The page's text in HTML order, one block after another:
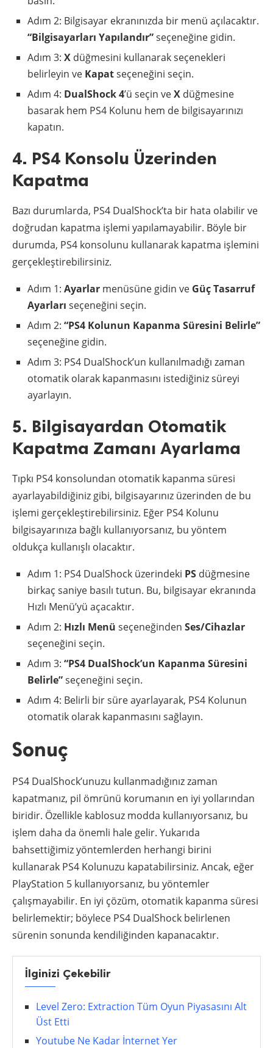
Adım 2: Bilgisayar ekranınızda bir menü açılacaktır.
“Bilgisayarları Yapılandır”seçeneğine gidin.
Adım 3: X düğmesini kullanarak seçenekleri
belirleyin ve Kapatseçeneğini seçin.
Adım 4: DualShock 4’ü seçin veX düğmesine
basarak hem PS4 Kolunu hem de bilgisayarınızı
kapatın.
4. PS4 Konsolu Üzerinden
Kapatma
Bazı durumlarda, PS4 DualShock’ta bir hata olabilir ve
doğrudan kapatma işlemi yapılamayabilir. Böyle bir
durumda, PS4 konsolunu kullanarak kapatma işlemini
gerçekleştirebilirsiniz.
Adım 1: Ayarlar menüsüne gidin ve Güç Tasarruf
Ayarları seçeneğini seçin.
Adım 2: “PS4 Kolunun Kapanma Süresini Belirle”
seçeneğine gidin.
Adım 3: PS4 DualShock’un kullanılmadığı zaman
otomatik olarak kapanmasını istediğiniz süreyi
ayarlayın.
5. Bilgisayardan Otomatik
Kapatma Zamanı Ayarlama
Tıpkı PS4 konsolundan otomatik kapanma süresi
ayarlayabildiğiniz gibi, bilgisayarınız üzerinden de bu
işlemi gerçekleştirebilirsiniz. Eğer PS4 Kolunu
bilgisayarınıza bağlı kullanıyorsanız, bu yöntem
oldukça kullanışlı olacaktır.
Adım 1: PS4 DualShock üzerindeki PS düğmesine
birkaç saniye basılı tutun. Bu, bilgisayar ekranında
Hızlı Menü’yü açacaktır.
Adım 2: Hızlı Menü seçeneğinden Ses/Cihazlar
seçeneğini seçin.
Adım 3: “PS4 DualShock’un Kapanma Süresini
Belirle”seçeneğini seçin.
Adım 4: Belirli bir süre ayarlayarak, PS4 Kolunun
otomatik olarak kapanmasını sağlayın.
Sonuç
PS4 DualShock’unuzu kullanmadığınız zaman
kapatmanız, pil ömrünü korumanın en iyi yollarından
biridir. Özellikle kablosuz modda kullanıyorsanız, bu
işlem daha da önemli hale gelir. Yukarıda
bahsettiğimiz yöntemlerden herhangi birini
kullanarak PS4 Kolunuzu kapatabilirsiniz. Ancak, eğer
PlayStation 5 kullanıyorsanız, bu yöntemler
çalışmayabilir. En iyi çözüm, otomatik kapanma süresi
belirlemektir; böylece PS4 DualShock belirlenen
sürenin sonunda kendiliğinden kapanacaktır.
İlginizi Çekebilir
Level Zero: Extraction Tüm Oyun Piyasasını Alt
Üst Etti
Youtube Ne Kadar İnternet Yer